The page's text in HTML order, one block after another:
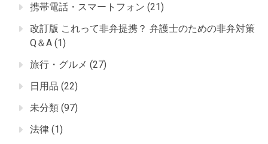
携帯電話・スマートフォン (21)
改訂版 これって非弁提携？ 弁護士のための非弁対策
Q＆A (1)
旅行・グルメ (27)
日用品 (22)
未分類 (97)
法律 (1)